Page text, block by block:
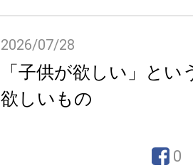
2026/07/28
「子供が欲しい」とい
欲しいもの
0